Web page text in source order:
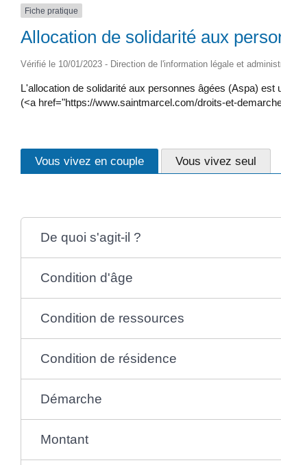
Fiche pratique
Allocation de solidarité aux
Vérifié le 10/01/2023 - Direction de l'information légale et
L'allocation de solidarité aux personnes âgées (Aspa)
(<a href="https://www.saintmarcel.com/droits-et-
Vous vivez en couple Vous vivez seul
De quoi s'agit-il ?
Condition d'âge
Condition de ressources
Condition de résidence
Démarche
Montant